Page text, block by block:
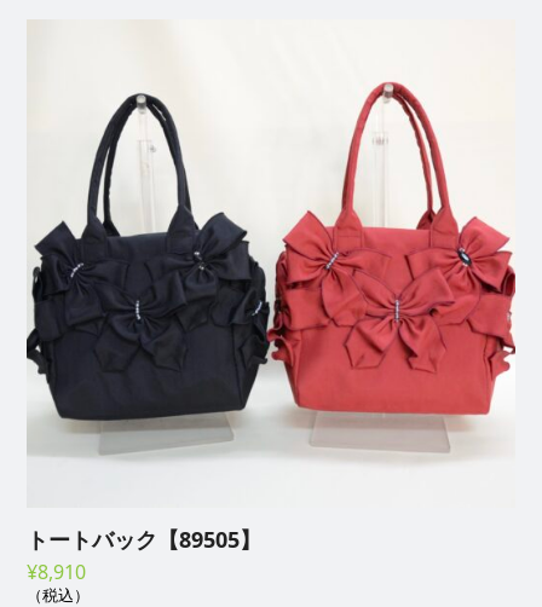
トートバック【89505】
¥8,910
（税込）